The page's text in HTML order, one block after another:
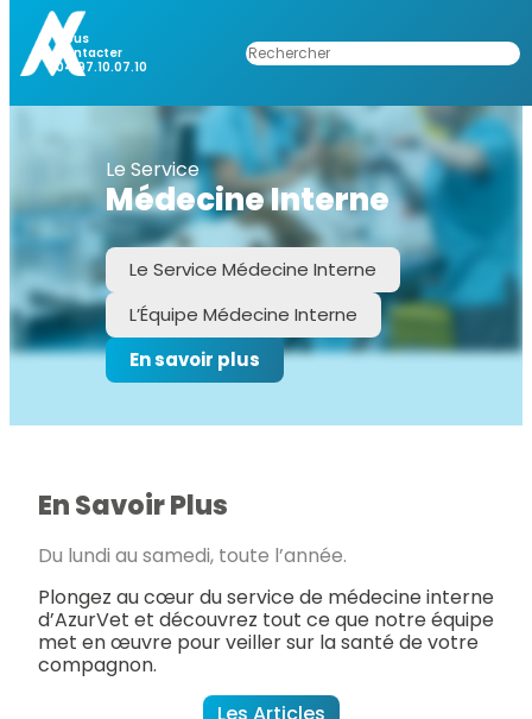
Nous
Contacter
04.97.10.07.10
Rechercher
Le Service
Médecine Interne
Le Service Médecine Interne
L’Équipe Médecine Interne
En savoir plus
En Savoir Plus
Du lundi au samedi, toute l’année.
Plongez au cœur du service de médecine interne
d’AzurVet et découvrez tout ce que notre équipe
met en œuvre pour veiller sur la santé de votre
compagnon.